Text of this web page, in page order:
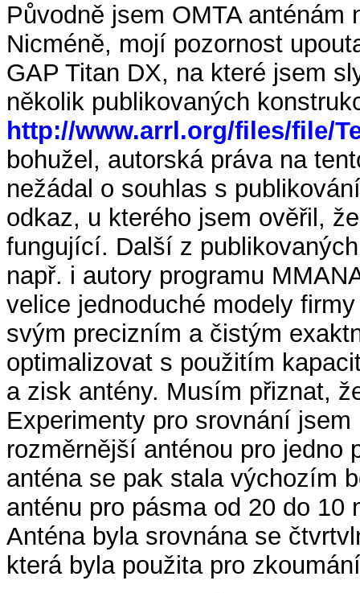
Původně jsem OMTA
Nicméně, mojí pozornost
GAP Titan DX, na které jsem
několik publikovaných
http://www.arrl.org/files/file/
bohužel, autorská práva na
nežádal o souhlas s
odkaz, u kterého jsem ověřil,
fungující. Další z
např. i autory programu
velice jednoduché modely
svým precizním a čistým
optimalizovat s použitím
a zisk antény. Musím přiznat,
Experimenty pro srovnání
rozměrnější anténou pro jedno
anténa se pak stala výchozím
anténu pro pásma od 20 do
Anténa byla srovnána se
která byla použita pro